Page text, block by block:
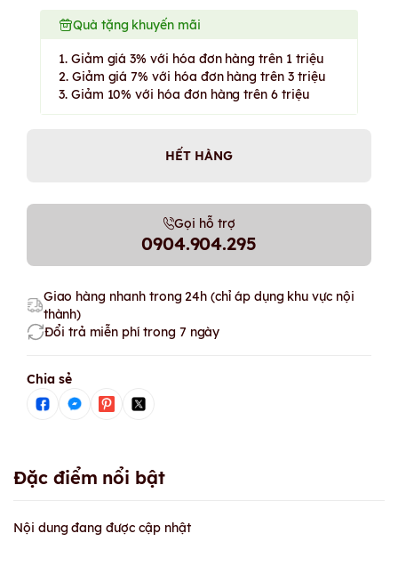
Quà tặng khuyến mãi
1. Giảm giá 3% với hóa đơn hàng trên 1 triệu
2. Giảm giá 7% với hóa đơn hàng trên 3 triệu
3. Giảm 10% với hóa đơn hàng trên 6 triệu
HẾT HÀNG
Gọi hỗ trợ
0904.904.295
Giao hàng nhanh trong 24h (chỉ áp dụng khu vực nội
thành)
Đổi trả miễn phí trong 7 ngày
Chia sẻ
Đặc điểm nổi bật
Nội dung đang được cập nhật